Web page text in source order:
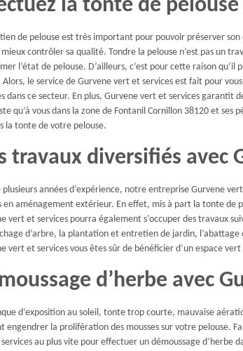
la tonte de
de pelouse est très important pour pouvoir préserver
contrôler sa qualité. Tondre la pelouse n’est pas un
l’état de pelouse. D’ailleurs, c’est pour cette raison
le service de Gurvene vert et services est fait pour
dans ce secteur. En plus, Gurvene vert et services garantit
qu’à vous dans la zone de Fontanil Cornillon 38120 et
la tonte de votre pelouse.
travaux diversifiés avec
plusieurs années d’expérience, notre entreprise Gurvene
en aménagement extérieur. En effet, mis à part la tonte de
vert et services pourra également s’occuper des travaux
d’arbre, la plantation et entretien de jardin,
vert et services vous êtes sûr de bénéficier d’un espace
d’herbe avec
d’exposition au soleil, tonte trop courte, mauvaise
engendrer la prolifération des mousses sur votre pelouse.
au plus vite pour effectuer un démoussage d’herbe